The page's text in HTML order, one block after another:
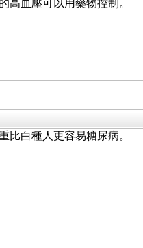
高血壓可以用藥物控制。
比白種人更容易糖尿病。